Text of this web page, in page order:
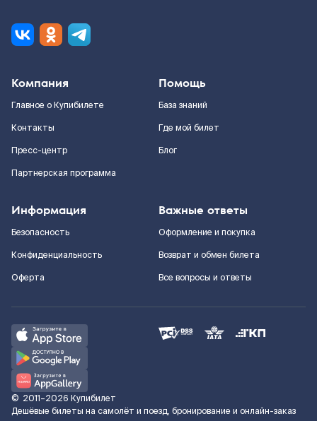
Компания
Главное о Купибилете
Контакты
Пресс-центр
Партнерская программа
Помощь
База знаний
Где мой билет
Блог
Информация
Безопасность
Конфиденциальность
Оферта
Важные ответы
Оформление и покупка
Возврат и обмен билета
Все вопросы и ответы
© 2011–2026 Купибилет
Дешёвые билеты на самолёт и поезд, бронирование и онлайн-заказ